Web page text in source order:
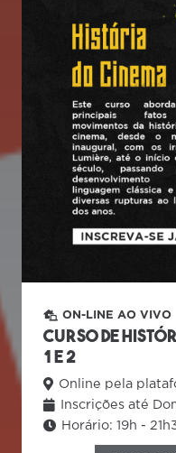
ON-LINE AO VIVO
Curso de
1 e 2
Online pela
Inscrições até
Horário: 19h -